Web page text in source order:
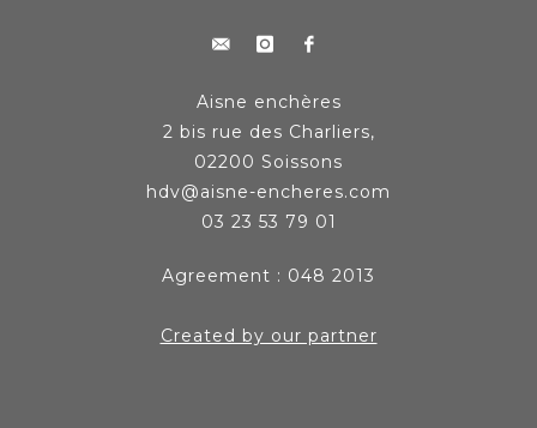
Aisne enchères
2 bis rue des Charliers,
02200 Soissons
hdv@aisne-encheres.com
03 23 53 79 01
Agreement : 048 2013
Created by our partner